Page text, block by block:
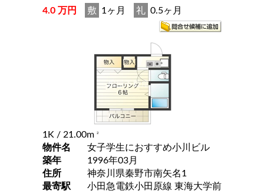
4.0 万円 敷 1ヶ月 礼 0.5ヶ月
1K / 21.00m 2
物件名
女子学生におすすめ小川ビル
築年
1996年03月
住所
神奈川県秦野市南矢名1
最寄駅
小田急電鉄小田原線 東海大学前